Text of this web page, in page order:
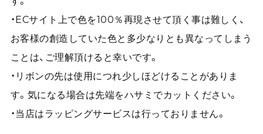
・ECサイト上で色を100％再現させて頂く事は難しく、
お客様の創造していた色と多少なりとも異なってしまう
ことは、ご理解頂けると幸いです。
・リボンの先は使用につれ少しほどけることがありま
す。気になる場合は先端をハサミでカットください。
・当店はラッピングサービスは行っておりません。